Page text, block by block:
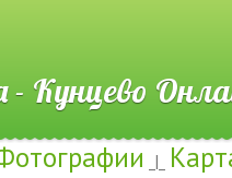
Кунцево
_|_